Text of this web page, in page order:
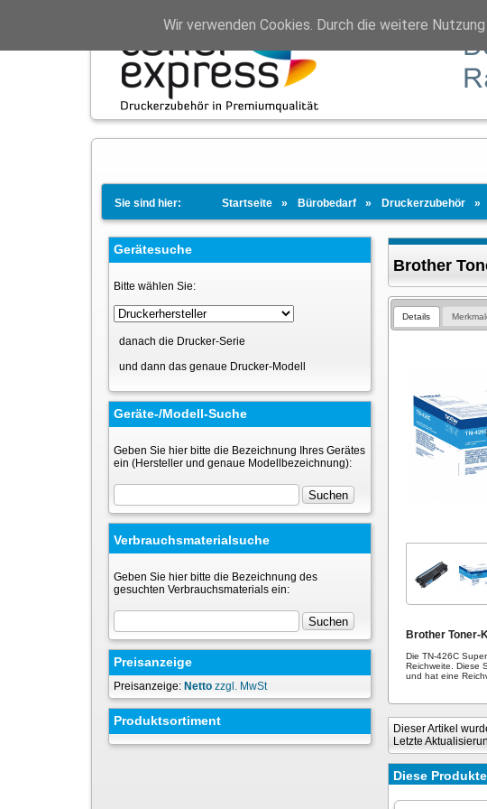
Sie sind hier: Startseite Bürobedarf Druckerzubehör
Gerätesuche
Bitte wählen Sie:
danach die Drucker-Serie
und dann das genaue Drucker-Modell
Geräte-/Modell-Suche
Geben Sie hier bitte die Bezeichnung Ihres Gerätes
ein (Hersteller und genaue Modellbezeichnung):
Verbrauchsmaterialsuche
Geben Sie hier bitte die Bezeichnung des
gesuchten Verbrauchsmaterials ein:
Preisanzeige
Preisanzeige: Netto zzgl. MwSt
Produktsortiment
Brother
Details
Brother Toner-
Die TN-426C
Reichweite. Diese
und hat eine
Dieser Artikel
Letzte
Diese
Wir verwenden Cookies. Durch die weitere